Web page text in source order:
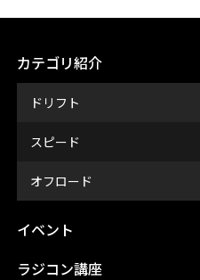
カテゴリ紹介
ドリフト
スピード
オフロード
イベント
ラジコン講座